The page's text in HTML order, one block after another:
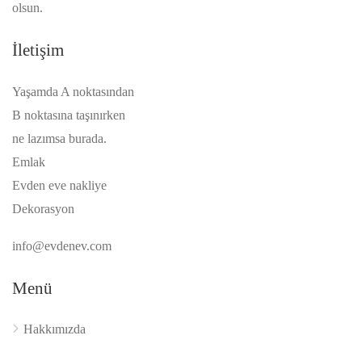
olsun.
İletişim
Yaşamda A noktasından
B noktasına taşınırken
ne lazımsa burada.
Emlak
Evden eve nakliye
Dekorasyon
info@evdenev.com
Menü
Hakkımızda